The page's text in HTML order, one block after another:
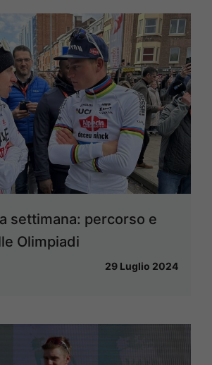
settimana: percorso e
Olimpiadi
29 Luglio 2024